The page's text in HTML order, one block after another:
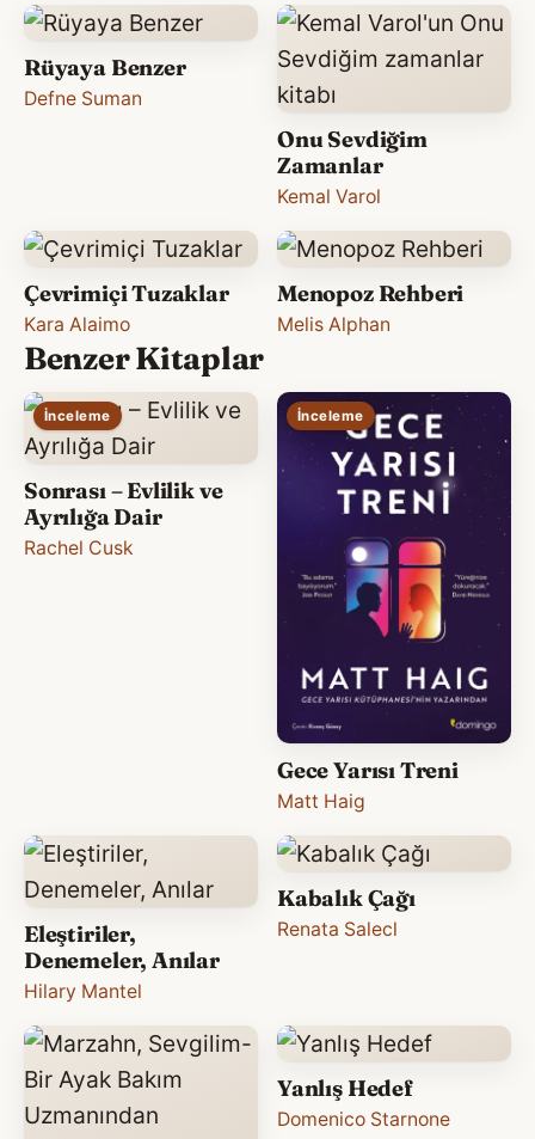
Rüyaya Benzer
Defne Suman
Onu Sevdiğim
Zamanlar
Kemal Varol
Çevrimiçi Tuzaklar
Kara Alaimo
Menopoz Rehberi
Melis Alphan
Benzer Kitaplar
İnceleme
Sonrası – Evlilik ve
Ayrılığa Dair
Rachel Cusk
İnceleme
Gece Yarısı Treni
Matt Haig
Eleştiriler,
Denemeler, Anılar
Hilary Mantel
Kabalık Çağı
Renata Salecl
Yanlış Hedef
Domenico Starnone